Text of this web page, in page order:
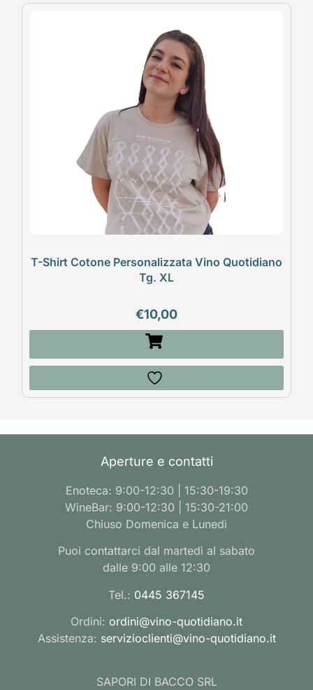
T-Shirt Cotone Personalizzata Vino Quotidiano
Tg. XL
€10,00
Aperture e contatti
Enoteca: 9:00-12:30 | 15:30-19:30
WineBar: 9:00-12:30 | 15:30-21:00
Chiuso Domenica e Lunedì
Puoi contattarci dal martedì al sabato
dalle 9:00 alle 12:30
Tel.: 0445 367145
Ordini: ordini@vino-quotidiano.it
Assistenza: servizioclienti@vino-quotidiano.it
SAPORI DI BACCO SRL